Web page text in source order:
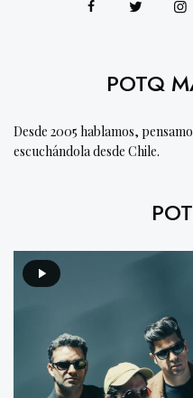
POTQ
Desde 2005 hablamos,
escuchándola desde Chile.